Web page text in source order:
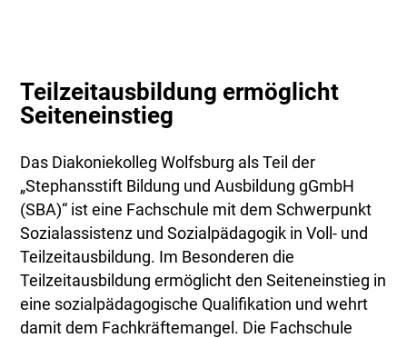
Teilzeitausbildung ermöglicht
Seiteneinstieg
Das Diakoniekolleg Wolfsburg als Teil der
„Stephansstift Bildung und Ausbildung gGmbH
(SBA)“ ist eine Fachschule mit dem Schwerpunkt
Sozialassistenz und Sozialpädagogik in Voll- und
Teilzeitausbildung. Im Besonderen die
Teilzeitausbildung ermöglicht den Seiteneinstieg in
eine sozialpädagogische Qualifikation und wehrt
damit dem Fachkräftemangel. Die Fachschule